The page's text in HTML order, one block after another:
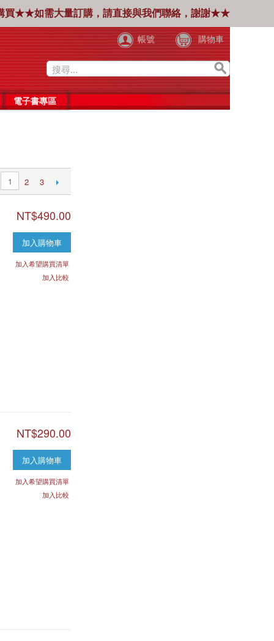
買★★如需大量訂購，請直接與我們聯絡，謝謝★★
帳號 購物車
電子書專區
1 2 3
NT$490.00
加入購物車
加入希望購買清單
加入比較
NT$290.00
加入購物車
加入希望購買清單
加入比較